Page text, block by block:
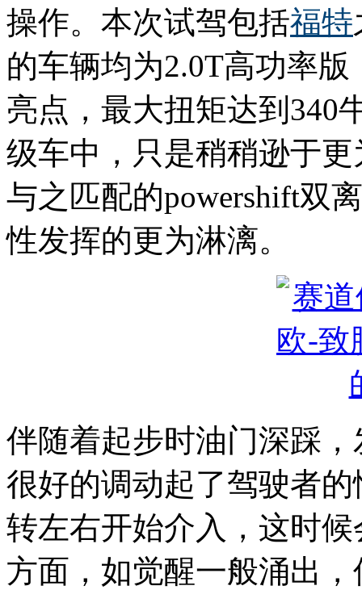
操作。本次试驾包括福特
的车辆均为2.0T高功率
亮点，最大扭矩达到340
级车中，只是稍稍逊于更
与之匹配的powershift双
性发挥的更为淋漓。
伴随着起步时油门深踩
很好的调动起了驾驶者
转左右开始介入，这时
方面，如觉醒一般涌出